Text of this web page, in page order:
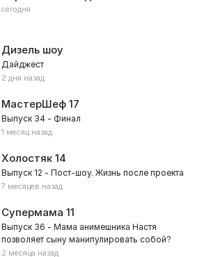
сегодня
Дизель шоу
Дайджест
2 дня назад
МастерШеф17
Выпуск 34 - Финал
1 месяц назад
Холостяк14
Выпуск 12 - Пост-шоу. Жизнь после проекта
7 месяцев назад
Супермама 11
Выпуск 36 - Мама анимешника Настя
позволяет сыну манипулировать собой?
2 месяца назад